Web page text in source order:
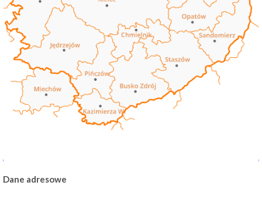
Dane adresowe